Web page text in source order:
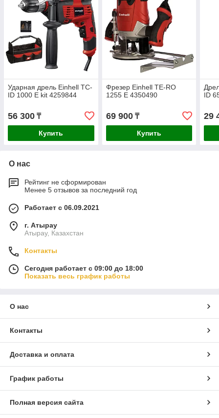
Ударная дрель Einhell TC-
ID 1000 E kit 4259844
56 300 ₸
Купить
Фрезер Einhell TE-RO
1255 E 4350490
69 900₸
Купить
ID
29
О нас
Рейтинг не сформирован
Менее 5 отзывов за последний год
Работает с 06.09.2021
г. Атырау
Атырау, Казахстан
Контакты
Сегодня работает с 09:00 до 18:00
Показать весь график работы
О нас
Контакты
Доставка и оплата
График работы
Полная версия сайта